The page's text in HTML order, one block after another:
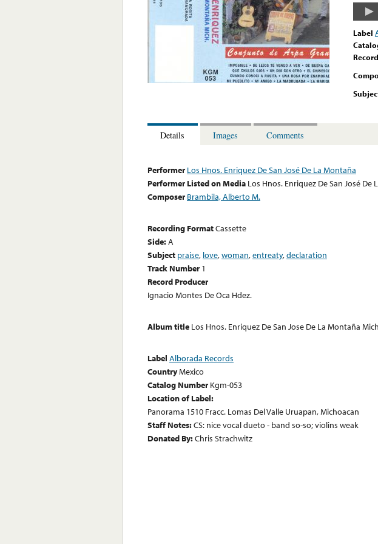
Label
Details Images Comments
Performer Los Hnos. Enriquez De San José De La Montaña
Performer Listed on Media Los Hnos. Enriquez De San José De
Composer Brambila, Alberto M.
Recording FormatCassette
Side:A
Subject praise, love,woman,entreaty,declaration
Track Number 1
Record Producer
Ignacio Montes De Oca Hdez.
Album title Los Hnos. Enriquez De San Jose De La Montaña
Label Alborada Records
CountryMexico
Catalog Number Kgm-053
Location of Label:
Panorama 1510 Fracc. Lomas Del Valle Uruapan, Michoacan
Staff Notes:CS: nice vocal dueto - band so-so; violins weak
Donated By:Chris Strachwitz